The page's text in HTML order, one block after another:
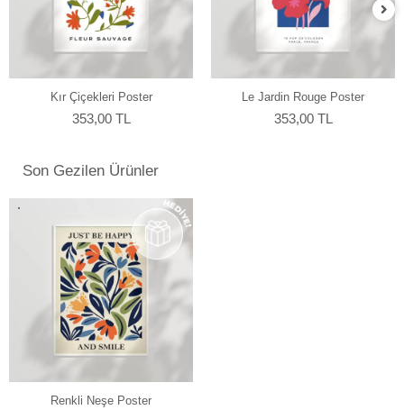
en hassas ve eşsiz renk profillerini atölyemizde kendimiz
yapmaktayız.
Kır Çiçekleri Poster
353,00 TL
Le Jardin Rouge Poster
353,00 TL
Son Gezilen Ürünler
Renkli Neşe Poster